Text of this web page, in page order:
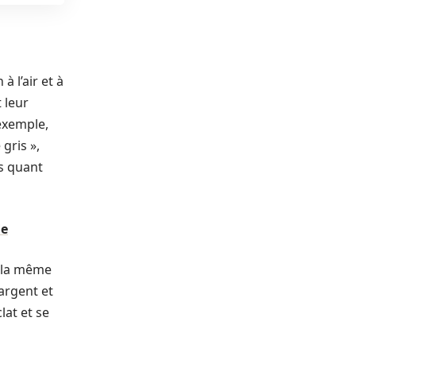
l’air et à
leur
»,
quant
même
et
et se